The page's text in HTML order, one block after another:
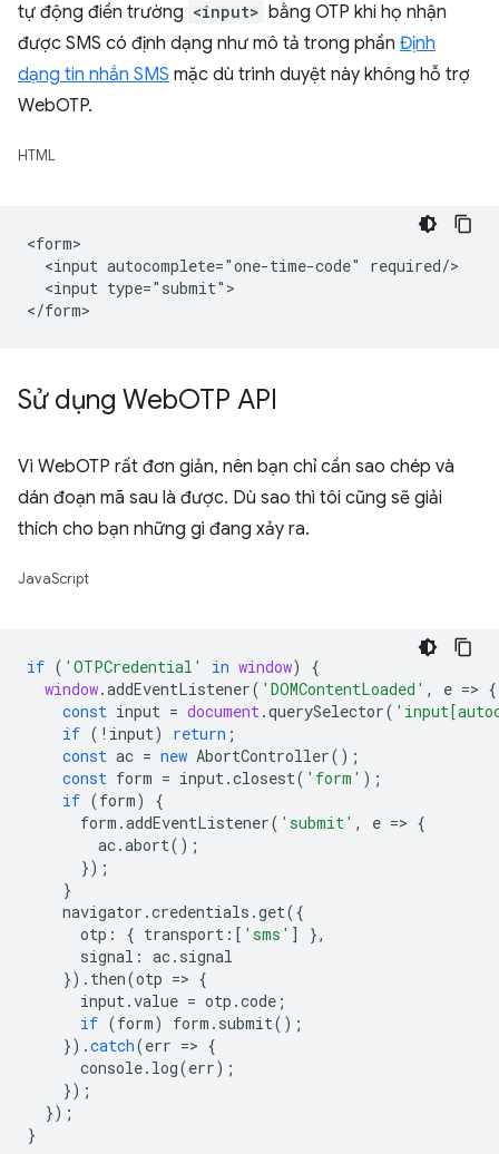
tự động điền trường <input> bằng OTP khi họ nhận
được SMS có định dạng như mô tả trong phần Định
dạng tin nhắn SMS mặc dù trình duyệt này không hỗ trợ
WebOTP.
HTML
<form>
  <input autocomplete="one-time-code" required/>
  <input type="submit">
Sử dụng WebOTP API
Vì WebOTP rất đơn giản, nên bạn chỉ cần sao chép và
dán đoạn mã sau là được. Dù sao thì tôi cũng sẽ giải
thích cho bạn những gì đang xảy ra.
JavaScript
if ( 'OTPCredential' in window)
{
window.addEventListener( 'DOMContentLoaded' , e => {
const input = document.querySelector(
if ( ! input) return ;
const ac = new AbortController();
const form = input.closest( 'form' );
if (form)
{
form .addEventListener( 'submit' , e => {
ac.abort();
});
}
navigator .credentials .get({
otp : { transport : [ 'sms' ]
},
signal : ac. signal
}). then(otp => {
input.value = otp .code ;
if (form) form . submit();
}).catch(err => {
console. log(err);
});
});
}